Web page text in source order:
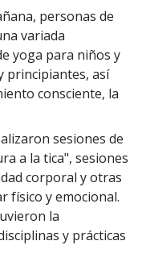
personas de
variada
yoga para niños y
principiantes, así
consciente, la
sesiones de
a la tica", sesiones
corporal y otras
físico y emocional.
la
y prácticas